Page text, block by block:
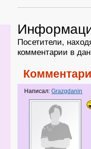
Посетители,
комментарии в
Написал:Grazgdanin